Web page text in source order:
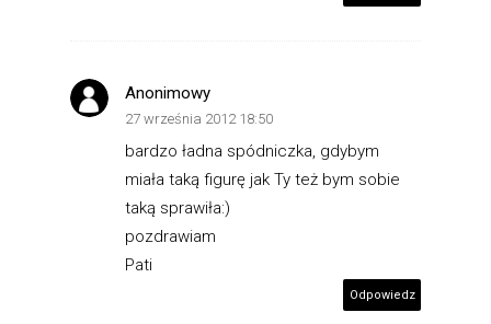
Anonimowy
27 września 2012 18:50
bardzo ładna spódniczka, gdybym
miała taką figurę jak Ty też bym sobie
taką sprawiła:)
pozdrawiam
Pati
Odpowiedz